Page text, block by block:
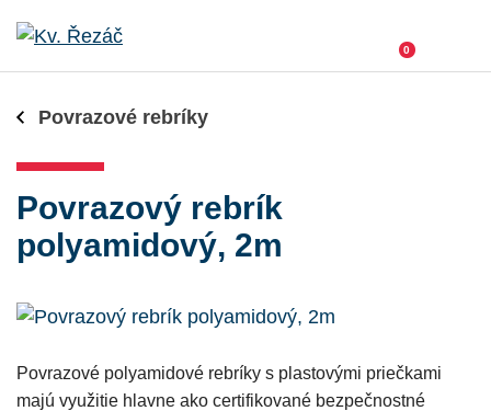
0
Povrazové rebríky
Povrazový rebrík
polyamidový, 2m
Povrazové polyamidové rebríky s plastovými priečkami
majú využitie hlavne ako certifikované bezpečnostné